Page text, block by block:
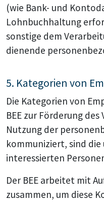
(wie Bank- und
Lohnbuchhaltung
sonstige dem
dienende
5. Kategorien von
Die Kategorien von
BEE zur Förderung
Nutzung der
kommuniziert, sind
interessierten
Der BEE arbeitet mit
zusammen, um diese